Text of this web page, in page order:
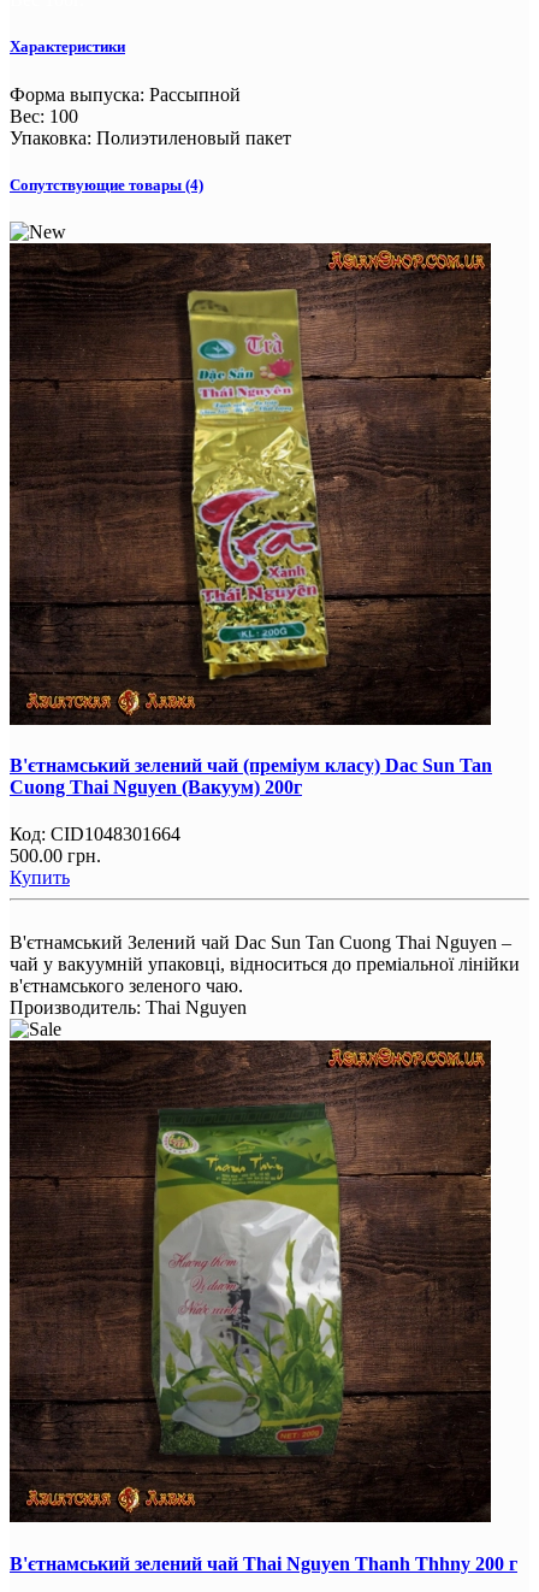
Характеристики
Форма выпуска: Рассыпной
Вес: 100
Упаковка: Полиэтиленовый пакет
Сопутствующие товары (4)
В'єтнамський зелений чай (преміум класу) Dac Sun Tan
Cuong Thai Nguyen (Вакуум) 200г
Код: CID1048301664
500.00 грн.
Купить
В'єтнамський Зелений чай Dac Sun Tan Cuong Thai Nguyen –
чай у вакуумній упаковці, відноситься до преміальної лінійки
в'єтнамського зеленого чаю.
Производитель: Thai Nguyen
В'єтнамський зелений чай Thai Nguyen Thanh Thhny 200 г